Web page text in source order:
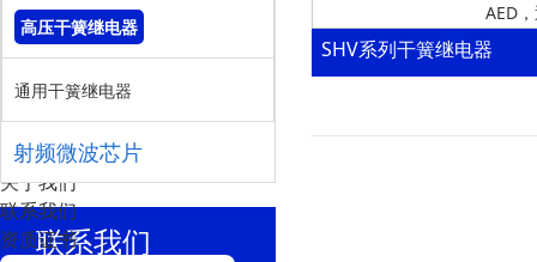
行业应用
公司动态
行业新闻
关于我们
联系我们
资质证书
AED
SHV系列干簧继电器
高压干簧继电器
通用干簧继电器
射频微波芯片
联系我们